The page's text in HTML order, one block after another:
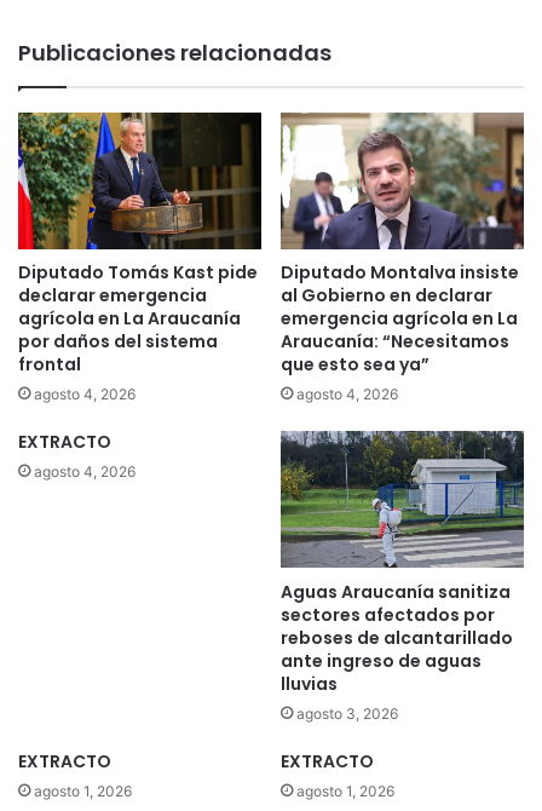
Publicaciones relacionadas
Diputado Tomás Kast pide
declarar emergencia
agrícola en La Araucanía
por daños del sistema
frontal
agosto 4, 2026
Diputado Montalva insiste
al Gobierno en declarar
emergencia agrícola en La
Araucanía: “Necesitamos
que esto sea ya”
agosto 4, 2026
EXTRACTO
agosto 4, 2026
Aguas Araucanía sanitiza
sectores afectados por
reboses de alcantarillado
ante ingreso de aguas
lluvias
agosto 3, 2026
EXTRACTO
agosto 1, 2026
EXTRACTO
agosto 1, 2026